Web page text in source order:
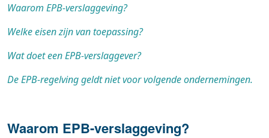
Waarom EPB-verslaggeving?
Welke eisen zijn van toepassing?
Wat doet een EPB-verslaggever?
De EPB-regelving geldt niet voor volgende ondernemingen.
Waarom EPB-verslaggeving?